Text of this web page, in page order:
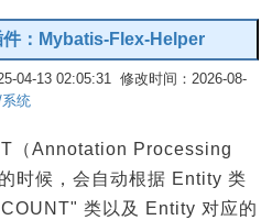
件：Mybatis-Flex-Helper
04-13 02:05:31 修改时间：2026-08-
统
（Annotation Processing
时候，会自动根据 Entity 类
类以及 Entity 对应的